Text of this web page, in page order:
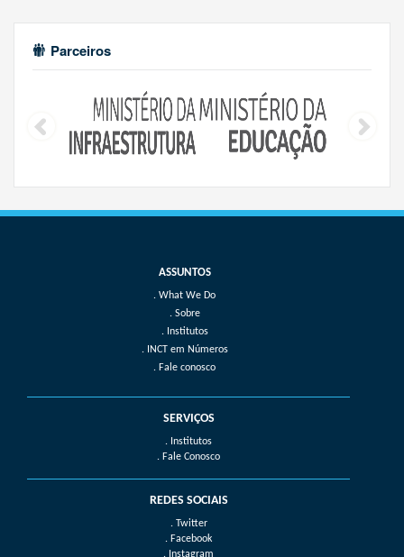
Parceiros
What We Do
Sobre
Institutos
INCT em Números
Fale conosco
SERVIÇOS
. Institutos
. Fale Conosco
REDES SOCIAIS
. Twitter
. Facebook
. Instagram